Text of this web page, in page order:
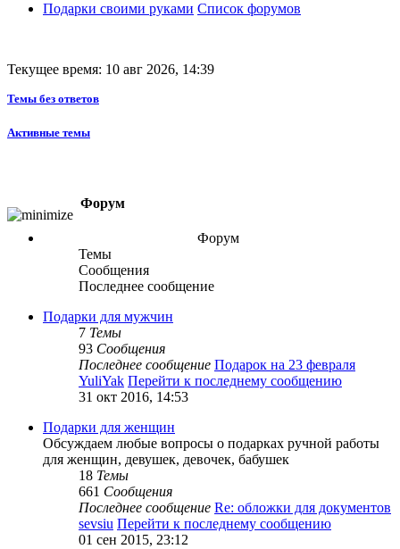
Подарки своими руками Список форумов
Текущее время: 10 авг 2026, 14:39
Темы без ответов
Активные темы
Форум
Форум
Темы
Сообщения
Последнее сообщение
Подарки для мужчин
7 Темы
93 Сообщения
Последнее сообщение Подарок на 23 февраля
YuliYak Перейти к последнему сообщению
31 окт 2016, 14:53
Подарки для женщин
Обсуждаем любые вопросы о подарках ручной работы
для женщин, девушек, девочек, бабушек
18 Темы
661 Сообщения
Последнее сообщение Re: обложки для документов
sevsiu Перейти к последнему сообщению
01 сен 2015, 23:12